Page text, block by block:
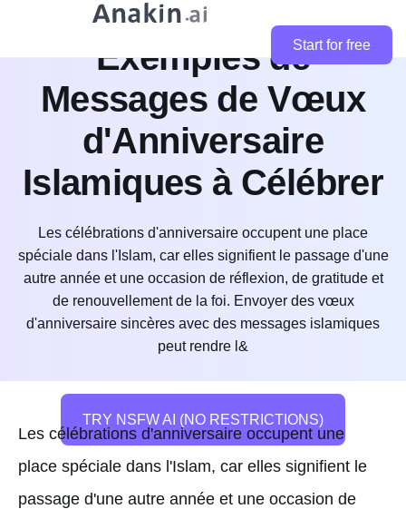
Start for free
Meilleurs 100+
Exemples de
Messages de Vœux
d'Anniversaire
Islamiques à Célébrer
Les célébrations d'anniversaire occupent une place
spéciale dans l'Islam, car elles signifient le passage d'une
autre année et une occasion de réflexion, de gratitude et
de renouvellement de la foi. Envoyer des vœux
d'anniversaire sincères avec des messages islamiques
peut rendre l&
TRY NSFW AI (NO RESTRICTIONS)
Les célébrations d'anniversaire occupent une
place spéciale dans l'Islam, car elles signifient le
passage d'une autre année et une occasion de